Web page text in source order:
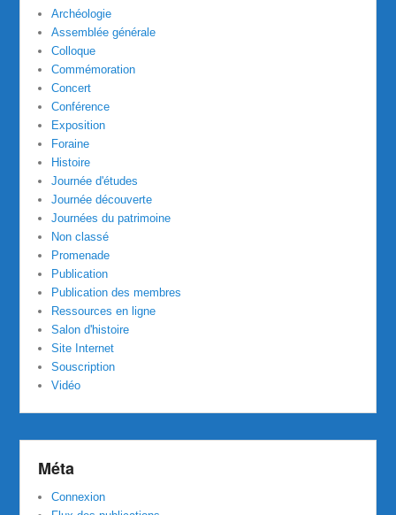
Archéologie
Assemblée générale
Colloque
Commémoration
Concert
Conférence
Exposition
Foraine
Histoire
Journée d'études
Journée découverte
Journées du patrimoine
Non classé
Promenade
Publication
Publication des membres
Ressources en ligne
Salon d'histoire
Site Internet
Souscription
Vidéo
Méta
Connexion